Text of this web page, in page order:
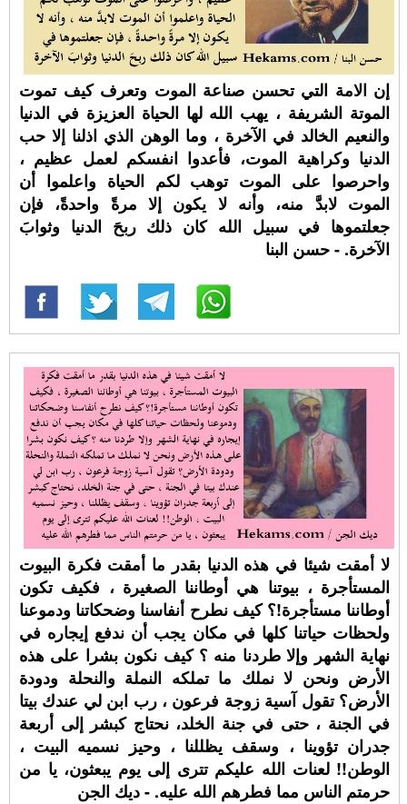
إن الامة التي تحسن صناعة الموت وتعرف كيف تموت
الموتة الشريفة ، يهب الله لها الحياة العزيزة في الدنيا
والنعيم الخالد في الآخرة ، وما الوهن الذي اذلنا إلا حب
الدنيا وكراهية الموت، فأعدوا انفسكم لعمل عظيم ،
واحرصوا على الموت توهب لكم الحياة واعلموا أن
الموت لابدَّ منه، وأنه لا يكون إلا مرةً واحدةً، فإن
جعلتموها في سبيل الله كان ذلك ربحَ الدنيا وثوابَ
الآخرة. - حسن البنا
لا أمقت شيئا في هذه الدنيا بقدر ما أمقت فكرة البيوت
المستأجرة ، بيوتنا هي أوطاننا الصغيرة ، فكيف تكون
أوطاننا مستأجرة!؟ كيف نطرح أنفاسنا وضحكاتنا ودموعنا
ولحظات حياتنا كلها في مكان يجب أن ندفع إيجاره في
نهاية الشهر وإلا طردنا منه ؟ كيف نكون بشرا على هذه
الأرض ونحن لا نملك ما تملكه النملة والنحلة ودودة
الأرض؟ تقول آسية زوجة فرعون ، رب ابن لي عندك بيتا
في الجنة ، حتى في جنة الخلد، نحتاج كبشر إلى أربعة
جدران تؤوينا ، وسقف يظللنا ، وحيز نسميه البيت ،
الوطن!! لعنات الله عليكم تترى إلى يوم يبعثون، يا من
حرمتم الناس مما فطرهم الله عليه. - ديك الجن